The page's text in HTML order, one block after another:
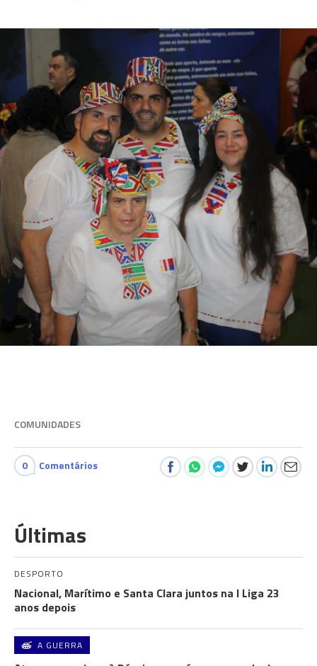
COMUNIDADES
0 Comentários
Últimas
DESPORTO
Nacional, Marítimo e Santa Clara juntos na I Liga 23
anos depois
A GUERRA